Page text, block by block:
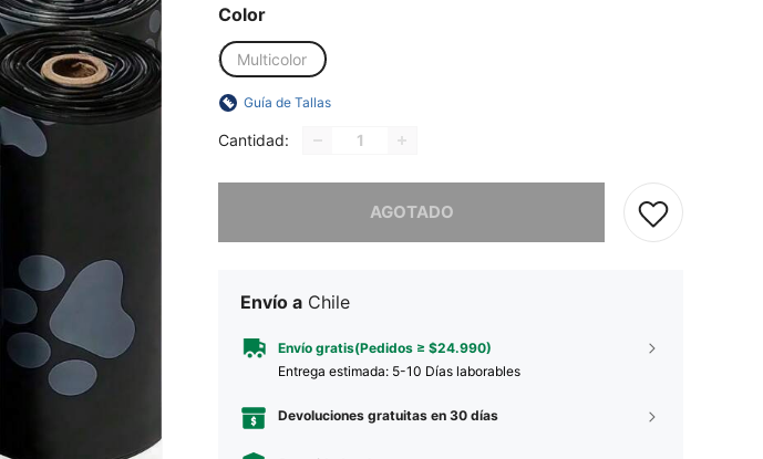
Color
Multicolor
Guía de Tallas
Cantidad:
AGOTADO
Envío a Chile
Envío gratis(Pedidos ≥ $24.990)
Entrega estimada: 5-10 Días laborables
Devoluciones gratuitas en 30 días